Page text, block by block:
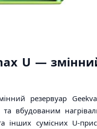
U —
резервуар
вбудованим
сумісних U-